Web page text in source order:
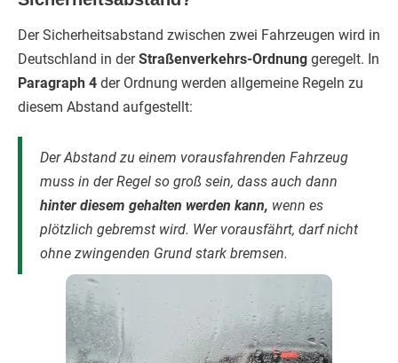
Der Sicherheitsabstand zwischen zwei Fahrzeugen wird in
Deutschland in derStraßenverkehrs-Ordnung geregelt. In
Paragraph 4 der Ordnung werden allgemeine Regeln zu
diesem Abstand aufgestellt:
Der Abstand zu einem vorausfahrenden Fahrzeug
muss in der Regel so groß sein, dass auch dann
hinter diesem gehalten werden kann, wenn es
plötzlich gebremst wird. Wer vorausfährt, darf nicht
ohne zwingenden Grund stark bremsen.